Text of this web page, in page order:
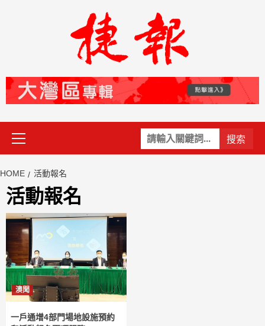
關
鍵
Primary
Menu
HOME 活動報名
活動報名
澳聞
一戶通增4部門場地設施預約